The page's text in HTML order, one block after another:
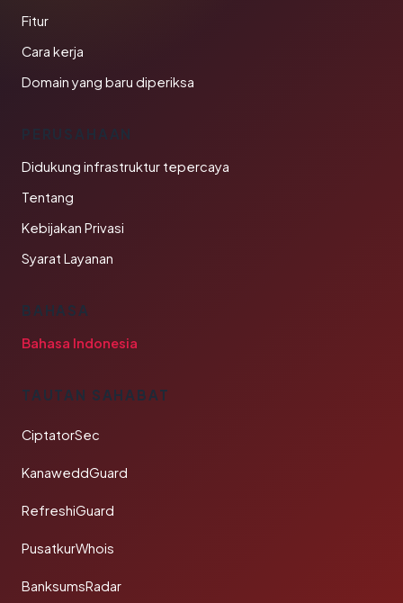
Fitur
Cara kerja
Domain yang baru diperiksa
PERUSAHAAN
Didukung infrastruktur tepercaya
Tentang
Kebijakan Privasi
Syarat Layanan
BAHASA
Bahasa Indonesia
TAUTAN SAHABAT
CiptatorSec
KanaweddGuard
RefreshiGuard
PusatkurWhois
BanksumsRadar